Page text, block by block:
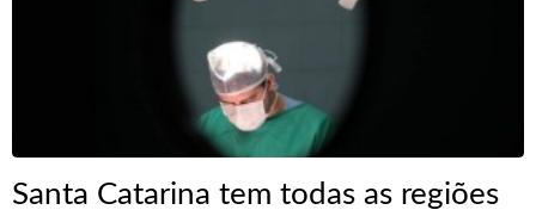
Santa Catarina tem todas as regiões